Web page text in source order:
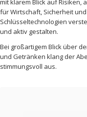
mit klarem Blick auf Risiken,
für Wirtschaft, Sicherheit
Schlüsseltechnologien
und aktiv gestalten.
Bei großartigem Blick über
und Getränken klang der
stimmungsvoll aus.